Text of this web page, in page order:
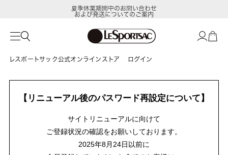
夏季休業期間中のお問い合わせ
および発送についてのご案内
レスポートサック公式オンラインストア ログイン
【リニューアル後のパスワード再設定について】
サイトリニューアルに向けて
ご登録状況の確認をお願いしております。
2025年8月24日以前に